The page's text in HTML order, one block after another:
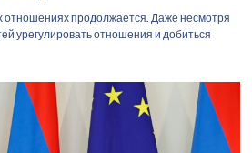
отношениях продолжается. Даже несмотря
урегулировать отношения и добиться